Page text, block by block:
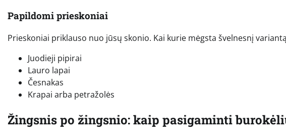
Papildomi prieskoniai
Prieskoniai priklauso nuo jūsų skonio. Kai kurie mėgsta švelnesnį
Juodieji pipirai
Lauro lapai
Česnakas
Krapai arba petražolės
Žingsnis po žingsnio: kaip pasigaminti